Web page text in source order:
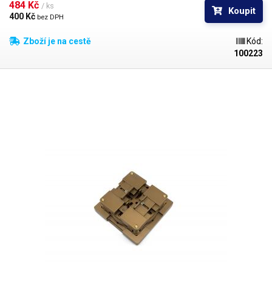
484 Kč / ks
400 Kč bez DPH
Koupit
Zboží je na cestě
Kód:
100223